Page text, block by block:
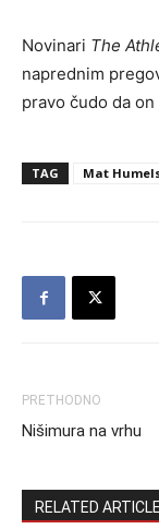
Novinari The
naprednim
pravo čudo da
TAG Mat
PRETHODNO
Nišimura na vrhu
RELATED